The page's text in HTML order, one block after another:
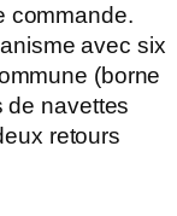
commande.
avec six
(borne
de navettes
retours